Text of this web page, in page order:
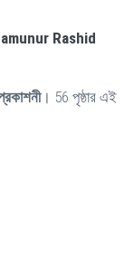
Rashid
। 56 পৃষ্ঠার এই